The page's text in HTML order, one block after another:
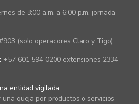
de 8:00 a.m. a 6:00 p.m. jornada
#903 (solo operadores Claro y Tigo)
+57 601 594 0200 extensiones 2334
entidad vigilada:
queja por productos o servicios